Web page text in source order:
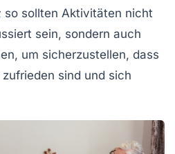
so sollten Aktivitäten nicht
sein, sondern auch
um sicherzustellen, dass
zufrieden sind und sich